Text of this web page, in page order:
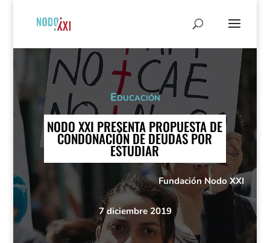
Educación
NODO XXI PRESENTA PROPUESTA DE
CONDONACIÓN DE DEUDAS POR
ESTUDIAR
Fundación Nodo XXI
7 diciembre 2019